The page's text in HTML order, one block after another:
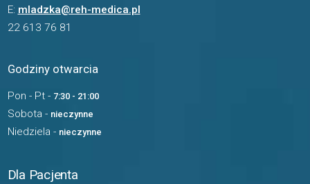
E: mladzka@reh-medica.pl
22 613 76 81
Godziny otwarcia
Pon - Pt - 7:30 - 21:00
Sobota - nieczynne
Niedziela - nieczynne
Dla Pacjenta